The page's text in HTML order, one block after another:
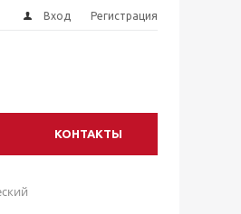
Вход Регистрация
КОНТАКТЫ